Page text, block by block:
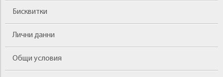
Бисквитки
Лични данни
Общи условия